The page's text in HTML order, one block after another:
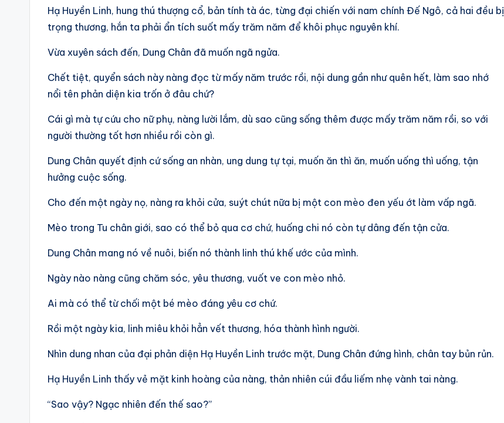
Hạ Huyền Linh, hung thú thượng cổ, bản tính tà ác, từng đại chiến với nam chính Đế Ngô, cả hai đều bị
trọng thương, hắn ta phải ẩn tích suốt mấy trăm năm để khôi phục nguyên khí.
Vừa xuyên sách đến, Dung Chân đã muốn ngã ngửa.
Chết tiệt, quyển sách này nàng đọc từ mấy năm trước rồi, nội dung gần như quên hết, làm sao nhớ
nổi tên phản diện kia trốn ở đâu chứ?
Cái gì mà tự cứu cho nữ phụ, nàng lười lắm, dù sao cũng sống thêm được mấy trăm năm rồi, so với
người thường tốt hơn nhiều rồi còn gì.
Dung Chân quyết định cứ sống an nhàn, ung dung tự tại, muốn ăn thì ăn, muốn uống thì uống, tận
hưởng cuộc sống.
Cho đến một ngày nọ, nàng ra khỏi cửa, suýt chút nữa bị một con mèo đen yếu ớt làm vấp ngã.
Mèo trong Tu chân giới, sao có thể bỏ qua cơ chứ, huống chi nó còn tự dâng đến tận cửa.
Dung Chân mang nó về nuôi, biến nó thành linh thú khế ước của mình.
Ngày nào nàng cũng chăm sóc, yêu thương, vuốt ve con mèo nhỏ.
Ai mà có thể từ chối một bé mèo đáng yêu cơ chứ.
Rồi một ngày kia, linh miêu khỏi hẳn vết thương, hóa thành hình người.
Nhìn dung nhan của đại phản diện Hạ Huyền Linh trước mặt, Dung Chân đứng hình, chân tay bủn rủn.
Hạ Huyền Linh thấy vẻ mặt kinh hoàng của nàng, thản nhiên cúi đầu liếm nhẹ vành tai nàng.
“Sao vậy? Ngạc nhiên đến thế sao?”